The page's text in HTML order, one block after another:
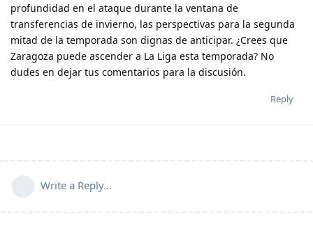
profundidad en el ataque durante la ventana de
transferencias de invierno, las perspectivas para la segunda
mitad de la temporada son dignas de anticipar. ¿Crees que
Zaragoza puede ascender a La Liga esta temporada? No
dudes en dejar tus comentarios para la discusión.
Reply
Write a Reply...